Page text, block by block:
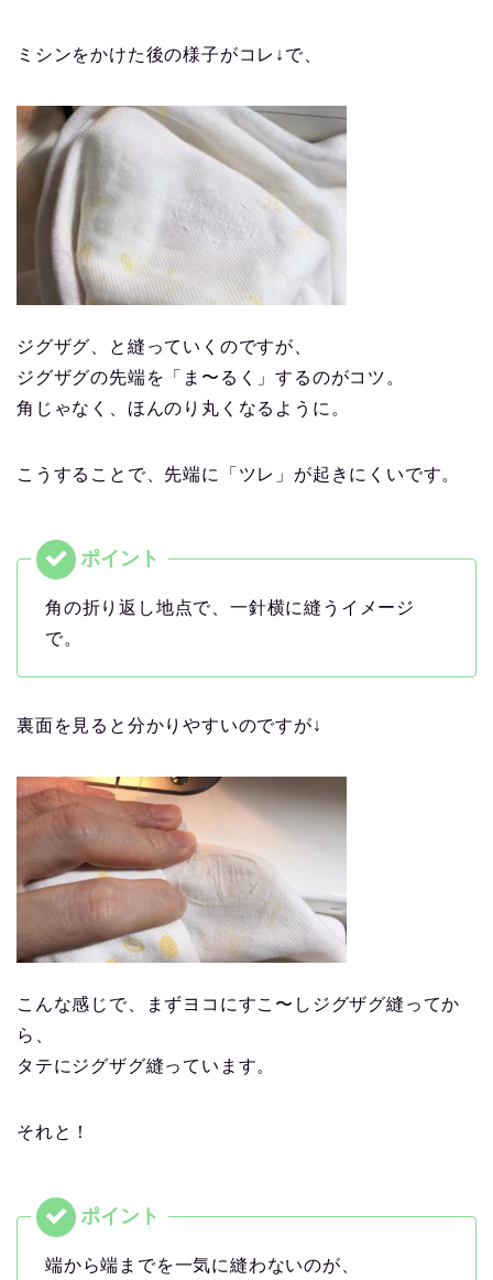
ミシンをかけた後の様子がコレ↓で、
ジグザグ、と縫っていくのですが、
ジグザグの先端を「ま〜るく」するのがコツ。
角じゃなく、ほんのり丸くなるように。
こうすることで、先端に「ツレ」が起きにくいです。
角の折り返し地点で、一針横に縫うイメージ
で。
裏面を見ると分かりやすいのですが↓
こんな感じで、まずヨコにすこ〜しジグザグ縫ってか
ら、
タテにジグザグ縫っています。
それと！
端から端までを一気に縫わないのが、